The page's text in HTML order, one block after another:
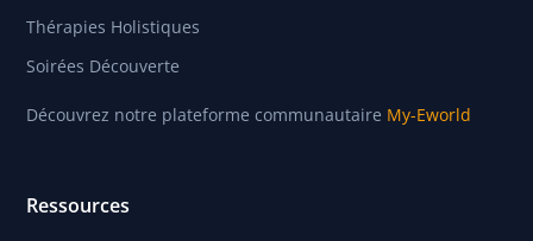
Thérapies Holistiques
Soirées Découverte
Découvrez notre plateforme communautaire My-Eworld
Ressources